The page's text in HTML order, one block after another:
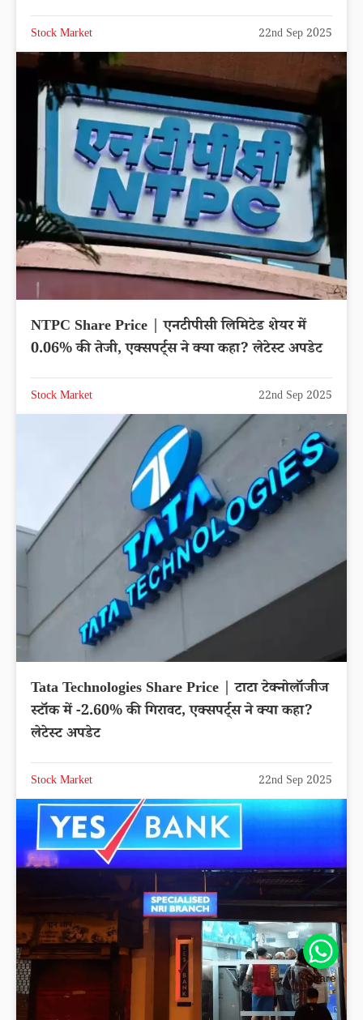
Stock Market 22nd Sep 2025
NTPC Share Price | एनटीपीसी लिमिटेड शेयर में
0.06% की तेजी, एक्सपर्ट्स ने क्या कहा? लेटेस्ट अपडेट
Stock Market 22nd Sep 2025
Tata Technologies Share Price | टाटा टेक्नोलॉजीज
स्टॉक में -2.60% की गिरावट, एक्सपर्ट्स ने क्या कहा?
लेटेस्ट अपडेट
Stock Market 22nd Sep 2025
Share